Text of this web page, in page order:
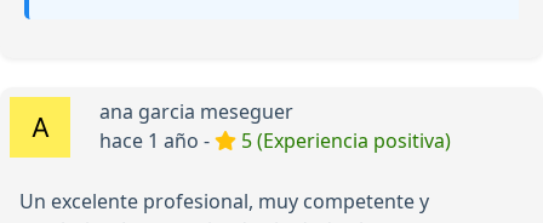
ana garcia meseguer
hace 1 año -
5 (Experiencia positiva)
Un excelente profesional, muy competente y